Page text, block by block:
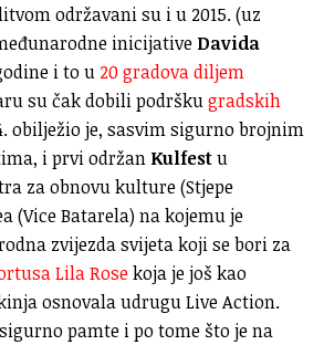
održavani su i u 2015. (uz
inicijative Davida
i to u 20 gradova diljem
su čak dobili podrškugradskih
obilježio je, sasvim sigurno brojnim
i prvi održan Kulfestu
za obnovu kulture (Stjepe
(Vice Batarela) na kojemu je
zvijezda svijeta koji se bori za
Lila Rosekoja je još kao
osnovala udrugu Live Action.
pamte i po tome što je na